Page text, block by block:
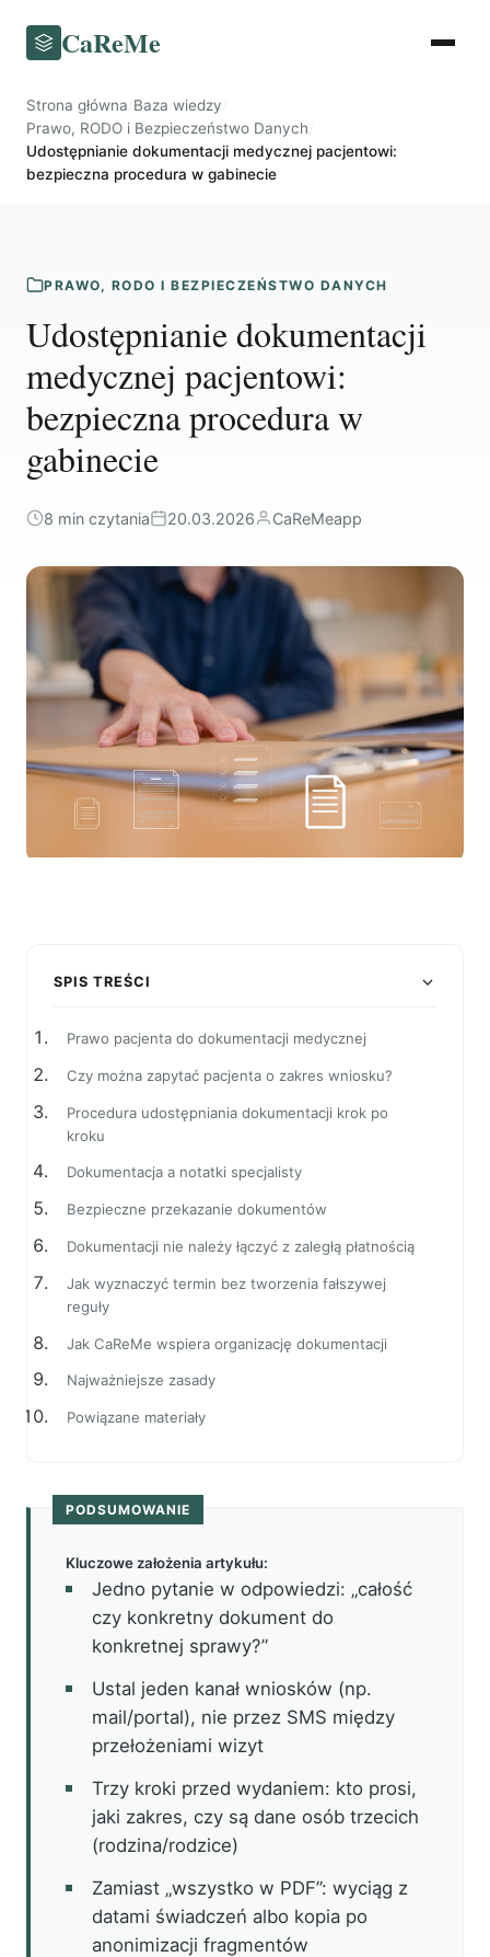
CaReMe
Strona główna Baza wiedzy
Prawo, RODO i Bezpieczeństwo Danych
Udostępnianie dokumentacji medycznej pacjentowi:
bezpieczna procedura w gabinecie
PRAWO, RODO I BEZPIECZEŃSTWO DANYCH
Udostępnianie dokumentacji
medycznej pacjentowi:
bezpieczna procedura w
gabinecie
8 min czytania 20.03.2026 CaReMeapp
SPIS TREŚCI
Prawo pacjenta do dokumentacji medycznej
Czy można zapytać pacjenta o zakres wniosku?
Procedura udostępniania dokumentacji krok po
kroku
Dokumentacja a notatki specjalisty
Bezpieczne przekazanie dokumentów
Dokumentacji nie należy łączyć z zaległą płatnością
Jak wyznaczyć termin bez tworzenia fałszywej
reguły
Jak CaReMe wspiera organizację dokumentacji
Najważniejsze zasady
Powiązane materiały
PODSUMOWANIE
Kluczowe założenia artykułu:
Jedno pytanie w odpowiedzi: „całość
czy konkretny dokument do
konkretnej sprawy?”
Ustal jeden kanał wniosków (np.
mail/portal), nie przez SMS między
przełożeniami wizyt
Trzy kroki przed wydaniem: kto prosi,
jaki zakres, czy są dane osób trzecich
(rodzina/rodzice)
Zamiast „wszystko w PDF”: wyciąg z
datami świadczeń albo kopia po
anonimizacji fragmentów